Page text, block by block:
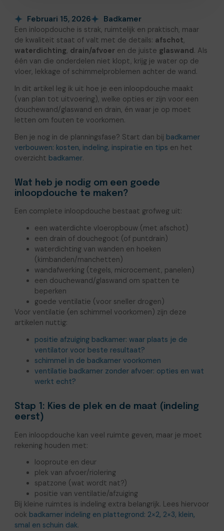
Februari 15, 2026 Badkamer
Een inloopdouche is strak, ruimtelijk en praktisch, maar
de kwaliteit staat of valt met de details: afschot,
waterdichting, drain/afvoer en de juiste glaswand . Als
één van die onderdelen niet klopt, krijg je water op de
vloer, lekkage of schimmelproblemen achter de wand.
In dit artikel leg ik uit hoe je een inloopdouche maakt
(van plan tot uitvoering), welke opties er zijn voor een
douchewand/glaswand en drain, én waar je op moet
letten om fouten te voorkomen.
Ben je nog in de planningsfase? Start dan bij badkamer
verbouwen: kosten, indeling, inspiratie en tips en het
overzicht badkamer.
Wat heb je nodig om een goede
inloopdouche te maken?
Een complete inloopdouche bestaat grofweg uit:
een waterdichte vloeropbouw (met afschot)
een drain of douchegoot (of puntdrain)
waterdichting van wanden en hoeken
(kimbanden/manchetten)
wandafwerking (tegels, microcement, panelen)
een douchewand/glaswand om spatten te
beperken
goede ventilatie (voor sneller drogen)
Voor ventilatie (en schimmel voorkomen) zijn deze
artikelen nuttig:
positie afzuiging badkamer: waar plaats je de
ventilator voor beste resultaat?
schimmel in de badkamer voorkomen
ventilatie badkamer zonder afvoer: opties en wat
werkt echt?
Stap 1: Kies de plek en de maat (indeling
eerst)
Een inloopdouche kan veel ruimte geven, maar je moet
rekening houden met:
looproute en deur
plek van afvoer/riolering
spatzone (wat wordt nat?)
positie van ventilatie/afzuiging
Bij kleine ruimtes is indeling extra belangrijk. Lees hiervoor
ook badkamer indeling en plattegrond: 2×2, 2×3, klein,
smal en schuin dak.